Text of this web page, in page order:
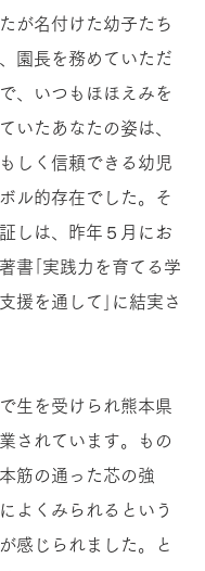
が名付けた幼子たち
園長を務めていただ
、いつもほほえみを
いたあなたの姿は、
しく信頼できる幼児
ル的存在でした。そ
しは、昨年５月にお
書｢実践力を育てる学
援を通して｣に結実さ
生を受けられ熊本県
されています。もの
筋の通った芯の強
よくみられるという
感じられました。と